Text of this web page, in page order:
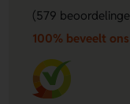
(579
100% beveelt